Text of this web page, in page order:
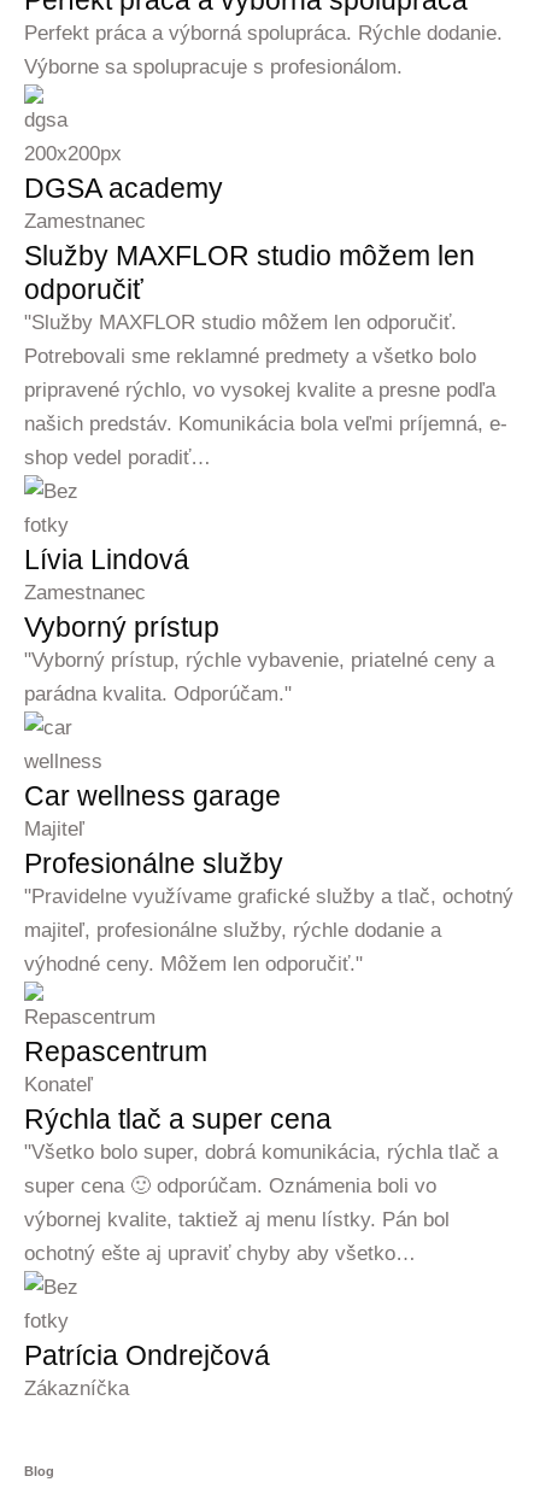
Perfekt práca a výborná spolupráca. Rýchle dodanie.
Výborne sa spolupracuje s profesionálom.
DGSA academy
Zamestnanec
Služby MAXFLOR studio môžem len
odporučiť
"Služby MAXFLOR studio môžem len odporučiť.
Potrebovali sme reklamné predmety a všetko bolo
pripravené rýchlo, vo vysokej kvalite a presne podľa
našich predstáv. Komunikácia bola veľmi príjemná, e-
shop vedel poradiť…
Lívia Lindová
Zamestnanec
Vyborný prístup
"Vyborný prístup, rýchle vybavenie, priatelné ceny a
parádna kvalita. Odporúčam."
Car wellness garage
Majiteľ
Profesionálne služby
"Pravidelne využívame grafické služby a tlač, ochotný
majiteľ, profesionálne služby, rýchle dodanie a
výhodné ceny. Môžem len odporučiť."
Repascentrum
Konateľ
Rýchla tlač a super cena
"Všetko bolo super, dobrá komunikácia, rýchla tlač a
super cena 🙂 odporúčam. Oznámenia boli vo
výbornej kvalite, taktiež aj menu lístky. Pán bol
ochotný ešte aj upraviť chyby aby všetko…
Patrícia Ondrejčová
Zákazníčka
Blog